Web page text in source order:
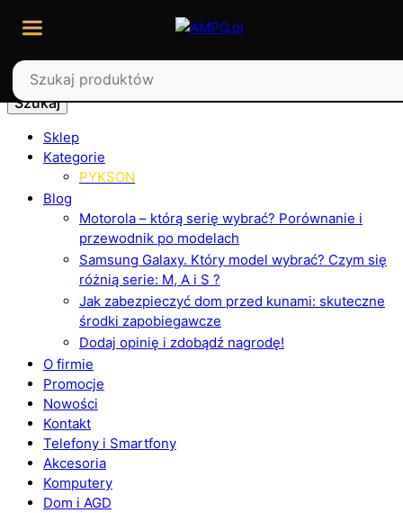
Szukaj
Sklep
Kategorie
PYKSON
Blog
Motorola – którą serię wybrać? Porównanie i
przewodnik po modelach
Samsung Galaxy. Który model wybrać? Czym się
różnią serie: M, A i S ?
Jak zabezpieczyć dom przed kunami: skuteczne
środki zapobiegawcze
Dodaj opinię i zdobądź nagrodę!
O firmie
Promocje
Nowości
Kontakt
Telefony i Smartfony
Akcesoria
Komputery
Dom i AGD